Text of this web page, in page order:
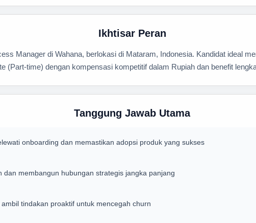
Ikhtisar Peran
Manager di Wahana, berlokasi di Mataram, Indonesia. Kandidat ideal
(Part-time) dengan kompensasi kompetitif dalam Rupiah dan benefit
Tanggung Jawab Utama
onboarding dan memastikan adopsi produk yang sukses
membangun hubungan strategis jangka panjang
tindakan proaktif untuk mencegah churn